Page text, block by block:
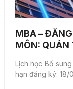
MBA –
MÔN: QUẢN
Lịch học Bổ
hạn đăng ký: 18/